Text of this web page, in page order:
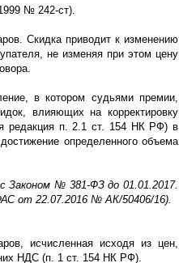
№ 242-ст).
Скидка приводит к изменению
не изменяя при этом цену
в котором судьями премии,
влияющих на корректировку
редакция п. 2.1 ст. 154 НК РФ) в
определенного объема
Законом № 381-ФЗ до 01.01.2017.
от 22.07.2016 № АК/50406/16).
исчисленная исходя из цен,
НДС (п. 1 ст. 154 НК РФ).